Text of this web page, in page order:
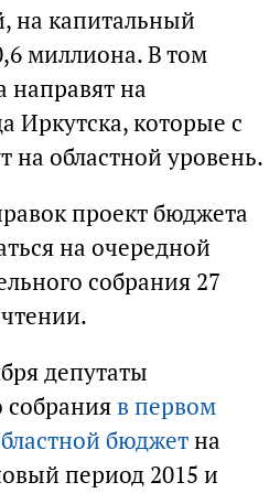
на капитальный
миллиона. В том
направят на
Иркутска, которые с
на областной уровень.
проект бюджета
на очередной
собрания 27
депутаты
собранияв первом
бюджетна
период 2015 и